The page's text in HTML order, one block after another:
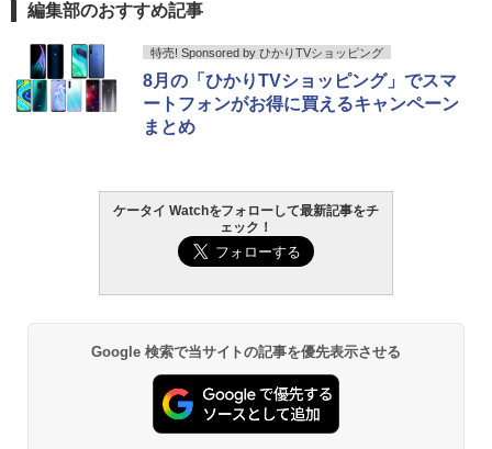
編集部のおすすめ記事
特売! Sponsored by ひかりTVショッピング
8月の「ひかりTVショッピング」でスマ
ートフォンがお得に買えるキャンペーン
まとめ
ケータイ Watchをフォローして最新記事をチ
ェック！
Google 検索で当サイトの記事を優先表示させる